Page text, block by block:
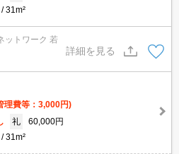
31m²
ットワーク 若
詳細を見る
理費等：3,000円)
礼
60,000円
31m²